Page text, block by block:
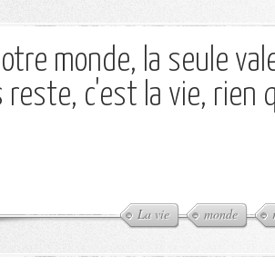
monde, la seule
reste, c'est la vie, rien
La vie monde